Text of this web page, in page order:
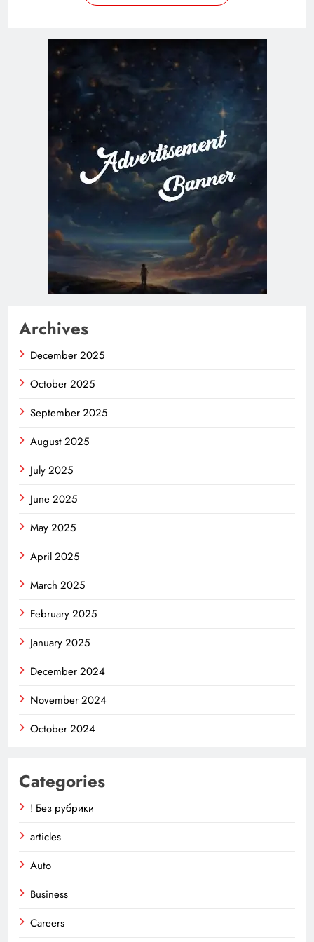
Archives
December 2025
October 2025
September 2025
August 2025
July 2025
June 2025
May 2025
April 2025
March 2025
February 2025
January 2025
December 2024
November 2024
October 2024
Categories
! Без рубрики
articles
Auto
Business
Careers